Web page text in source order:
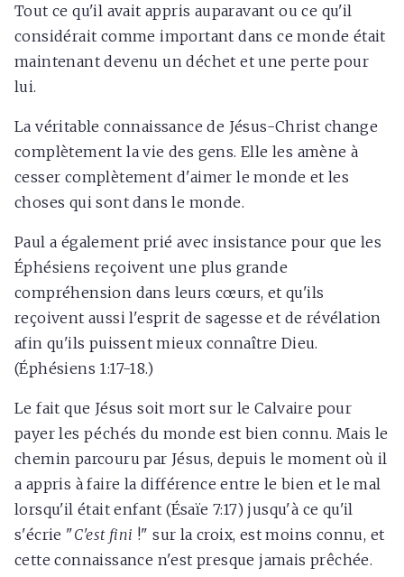
Tout ce qu'il avait appris auparavant ou ce qu'il
considérait comme important dans ce monde était
maintenant devenu un déchet et une perte pour
lui.
La véritable connaissance de Jésus-Christ change
complètement la vie des gens. Elle les amène à
cesser complètement d'aimer le monde et les
choses qui sont dans le monde.
Paul a également prié avec insistance pour que les
Éphésiens reçoivent une plus grande
compréhension dans leurs cœurs, et qu'ils
reçoivent aussi l'esprit de sagesse et de révélation
afin qu'ils puissent mieux connaître Dieu.
(Éphésiens 1:17-18.)
Le fait que Jésus soit mort sur le Calvaire pour
payer les péchés du monde est bien connu. Mais le
chemin parcouru par Jésus, depuis le moment où il
a appris à faire la différence entre le bien et le mal
lorsqu'il était enfant (Ésaïe 7:17) jusqu'à ce qu'il
s'écrie "C'est fini !" sur la croix, est moins connu, et
cette connaissance n'est presque jamais prêchée.